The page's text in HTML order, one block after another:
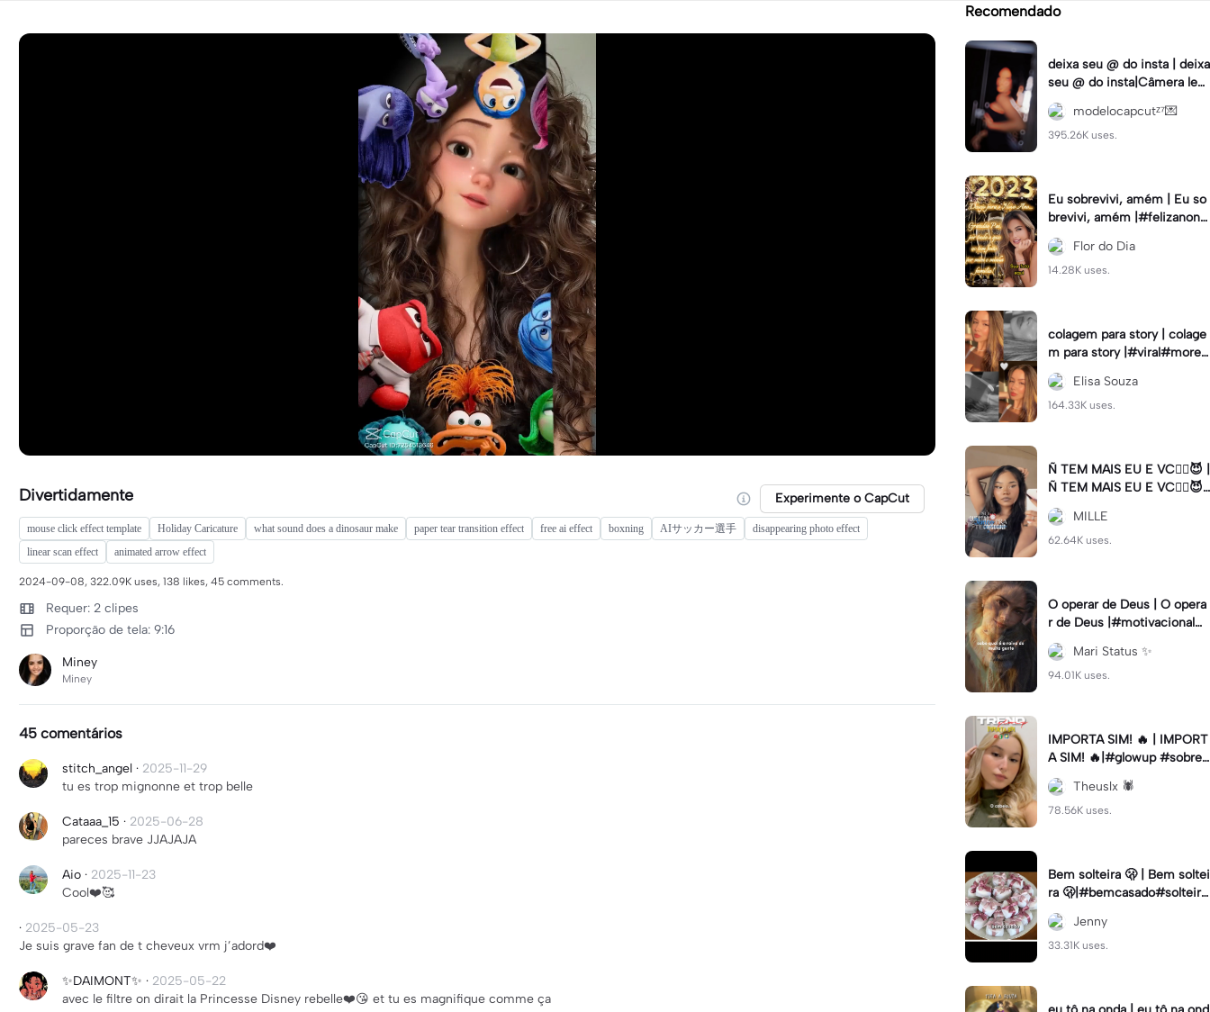
Divertidamente Experimente o CapCut
mouse click effect template Holiday Caricature what sound does a dinosaur make paper tear transition effect free ai effect boxning AIサッカー選手
disappearing photo effect
linear scan effect
animated arrow effect
2024-09-08, 322.09K uses, 138 likes, 45 comments.
Requer: 2 clipes
Proporção de tela: 9:16
Miney
Miney
45 comentários
stitch_angel · 2025-11-29
tu es trop mignonne et trop belle
Cataaa_15 · 2025-06-28
pareces brave JJAJAJA
Aio · 2025-11-23
Cool❤️🥰
· 2025-05-23
Je suis grave fan de t cheveux vrm j’adord❤️
✨DAIMONT✨ · 2025-05-22
avec le filtre on dirait la Princesse Disney rebelle❤️😘 et tu es magnifique comme ça
Recomendado
deixa seu @ do insta | deixa
seu @ do insta|Câmera lent
a #fyp #viral #trend #fyp
ツ⁠
modelocapcutᶻ⁷💌
395.26K uses.
Eu sobrevivi, amém | Eu so
brevivi, amém |#felizanono
#feliz2023
Flor do Dia
14.28K uses.
colagem para story | colage
m para story |#viral#moren
a#instastory#colagemdefo
tos#instaElisa Souza
164.33K uses.
Ñ TEM MAIS EU E VC😮‍💨😈 |
Ñ TEM MAIS EU E VC😮‍💨😈|
#naotemmaiseuevc #letras
dinamica #slow
MILLE
62.64K uses.
O operar de Deus | O opera
r de Deus |#motivacional#
deus#cristao#fe#viral
Mari Status ✨️
94.01K uses.
IMPORTA SIM! 🔥 | IMPORT
A SIM! 🔥|#glowup #sobre
mim #viralcut #importasi
m ✨ Theuslx 🕷️
78.56K uses.
Bem solteira 🫢 | Bem soltei
ra 🫢|#bemcasado#solteira
#trendtiktok#i5#viral
Jenny
33.31K uses.